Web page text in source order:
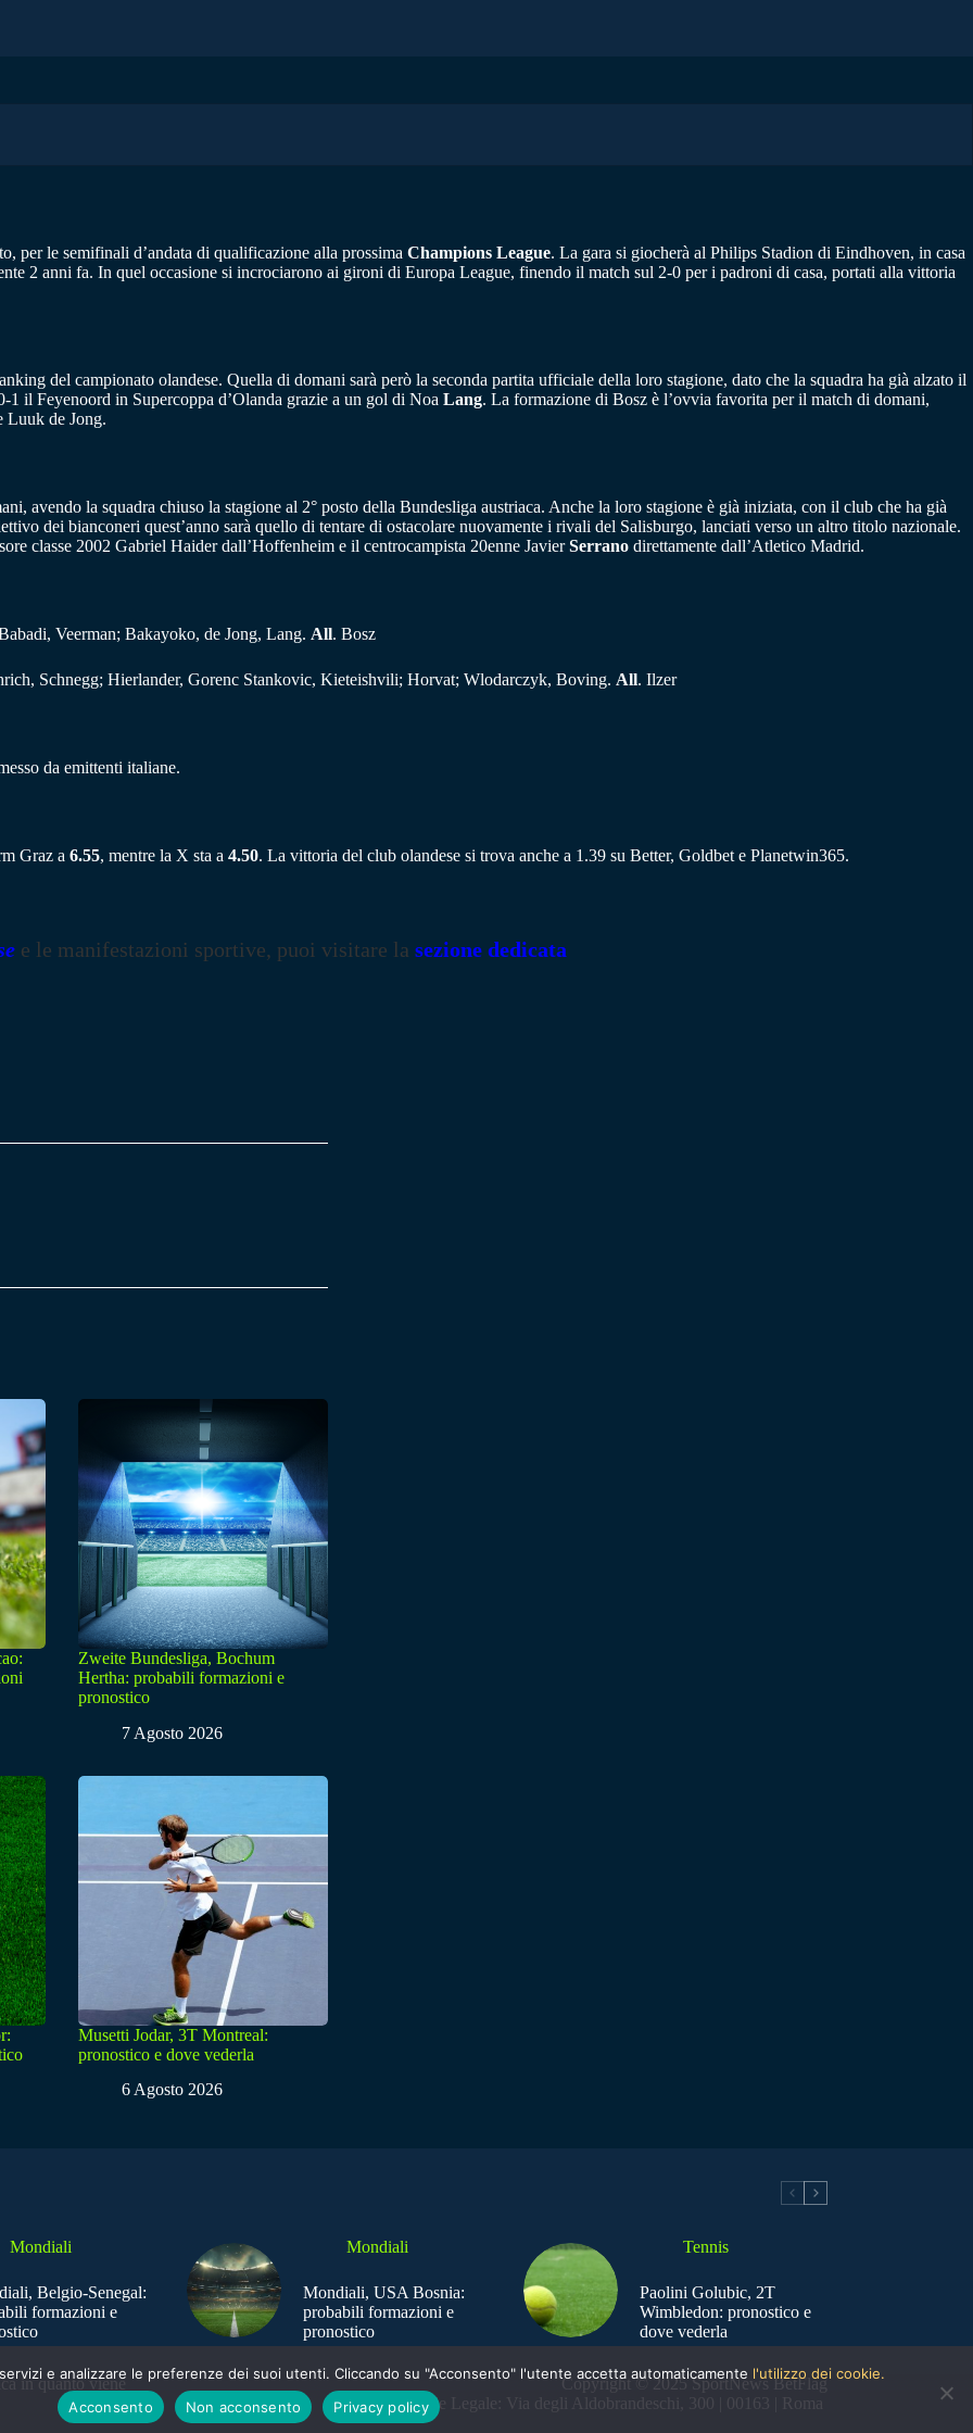
per le semifinali d’andata di qualificazione alla prossima Champions League. La gara si giocherà al Philips Stadion di Eindhoven, in casa
2 anni fa. In quel occasione si incrociarono ai gironi di Europa League, finendo il match sul 2-0 per i padroni di casa, portati alla vittoria
del campionato olandese. Quella di domani sarà però la seconda partita ufficiale della loro stagione, dato che la squadra ha già alzato il
il Feyenoord in Supercoppa d’Olanda grazie a un gol di Noa Lang. La formazione di Bosz è l’ovvia favorita per il match di domani,
Luuk de Jong.
avendo la squadra chiuso la stagione al 2° posto della Bundesliga austriaca. Anche la loro stagione è già iniziata, con il club che ha già
dei bianconeri quest’anno sarà quello di tentare di ostacolare nuovamente i rivali del Salisburgo, lanciati verso un altro titolo nazionale.
classe 2002 Gabriel Haider dall’Hoffenheim e il centrocampista 20enne JavierSerrano direttamente dall’Atletico Madrid.
Veerman; Bakayoko, de Jong, Lang. All. Bosz
Schnegg; Hierlander, Gorenc Stankovic, Kieteishvili; Horvat; Wlodarczyk, Boving. All. Ilzer
da emittenti italiane.
Graz a 6.55, mentre la X sta a 4.50. La vittoria del club olandese si trova anche a 1.39 su Better, Goldbet e Planetwin365.
e le manifestazioni sportive, puoi visitare la sezione dedicata
Zweite Bundesliga, Bochum
Hertha: probabili formazioni e
pronostico
7 Agosto 2026
Musetti Jodar, 3T Montreal:
pronostico e dove vederla
6 Agosto 2026
Mondiali
Belgio-Senegal:
formazioni e
Mondiali
Mondiali, USA Bosnia:
probabili formazioni e
pronostico
Tennis
Paolini Golubic, 2T
Wimbledon: pronostico e
dove vederla
in quanto viene
Copyright © 2025 SportNews BetFlag
Sede Legale: Via degli Aldobrandeschi, 300 | 00163 | Roma
e analizzare le preferenze dei suoi utenti. Cliccando su "Acconsento" l'utente accetta automaticamente l'utilizzo dei cookie.
Acconsento
Non acconsento Privacy policy